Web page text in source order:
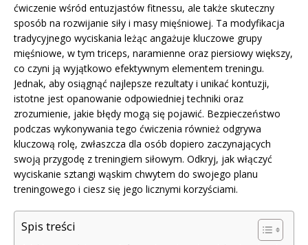
ćwiczenie wśród entuzjastów fitnessu, ale także skuteczny
sposób na rozwijanie siły i masy mięśniowej. Ta modyfikacja
tradycyjnego wyciskania leżąc angażuje kluczowe grupy
mięśniowe, w tym triceps, naramienne oraz piersiowy większy,
co czyni ją wyjątkowo efektywnym elementem treningu.
Jednak, aby osiągnąć najlepsze rezultaty i unikać kontuzji,
istotne jest opanowanie odpowiedniej techniki oraz
zrozumienie, jakie błędy mogą się pojawić. Bezpieczeństwo
podczas wykonywania tego ćwiczenia również odgrywa
kluczową rolę, zwłaszcza dla osób dopiero zaczynających
swoją przygodę z treningiem siłowym. Odkryj, jak włączyć
wyciskanie sztangi wąskim chwytem do swojego planu
treningowego i ciesz się jego licznymi korzyściami.
Spis treści